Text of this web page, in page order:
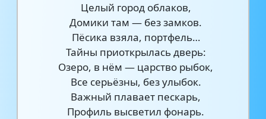
Целый город облаков,
Домики там — без замков.
Пёсика взяла, портфель…
Тайны приоткрылась дверь:
Озеро, в нём — царство рыбок,
Все серьёзны, без улыбок.
Важный плавает пескарь,
Профиль высветил фонарь.